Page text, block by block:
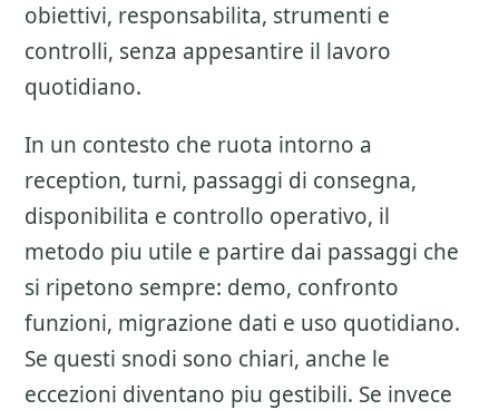
obiettivi, responsabilita, strumenti e
controlli, senza appesantire il lavoro
quotidiano.
In un contesto che ruota intorno a
reception, turni, passaggi di consegna,
disponibilita e controllo operativo, il
metodo piu utile e partire dai passaggi che
si ripetono sempre: demo, confronto
funzioni, migrazione dati e uso quotidiano.
Se questi snodi sono chiari, anche le
eccezioni diventano piu gestibili. Se invece